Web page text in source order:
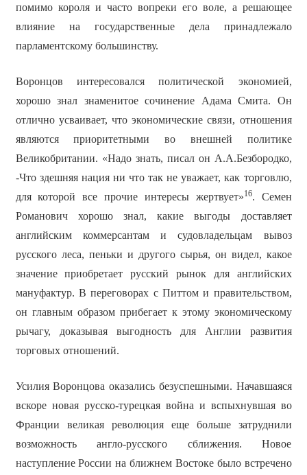
помимо короля и часто вопреки его воле, а решающее
влияние на государственные дела принадлежало
парламентскому большинству.
Воронцов интересовался политической экономией,
хорошо знал знаменитое сочинение Адама Смита. Он
отлично усваивает, что экономические связи, отношения
являются приоритетными во внешней политике
Великобритании. «Надо знать, писал он А.А.Безбородко,
-Что здешняя нация ни что так не уважает, как торговлю,
для которой все прочие интересы жертвует»16. Семен
Романович хорошо знал, какие выгоды доставляет
английским коммерсантам и судовладельцам вывоз
русского леса, пеньки и другого сырья, он видел, какое
значение приобретает русский рынок для английских
мануфактур. В переговорах с Питтом и правительством,
он главным образом прибегает к этому экономическому
рычагу, доказывая выгодность для Англии развития
торговых отношений.
Усилия Воронцова оказались безуспешными. Начавшаяся
вскоре новая русско-турецкая война и вспыхнувшая во
Франции великая революция еще больше затруднили
возможность англо-русского сближения. Новое
наступление России на ближнем Востоке было встречено